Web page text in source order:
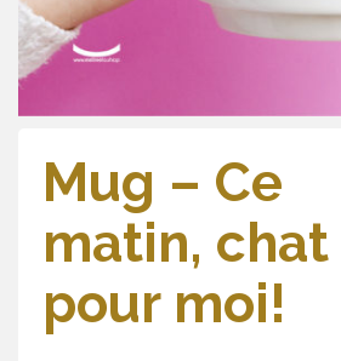
Mug – Ce
matin,
pour moi!